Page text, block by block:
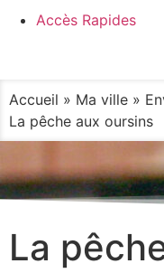
principalAccès Rapides
Accueil » Ma ville »
La pêche aux oursins
La